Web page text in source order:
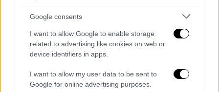
Google consents
I want to allow Google to enable storage
related to advertising like cookies on web or
device identifiers in apps.
I want to allow my user data to be sent to
Google for online advertising purposes.